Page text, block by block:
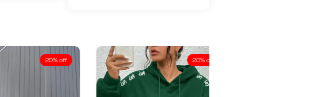
20% off 20% off